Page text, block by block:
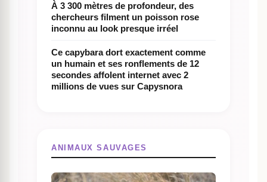
À 3 300 mètres de profondeur, des
chercheurs filment un poisson rose
inconnu au look presque irréel
Ce capybara dort exactement comme
un humain et ses ronflements de 12
secondes affolent internet avec 2
millions de vues sur Capysnora
ANIMAUX SAUVAGES